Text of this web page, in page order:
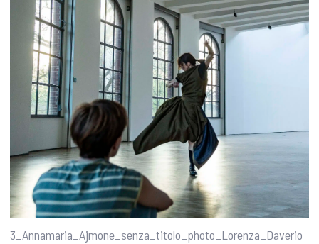
3_Annamaria_Ajmone_senza_titolo_photo_Lorenza_Daverio